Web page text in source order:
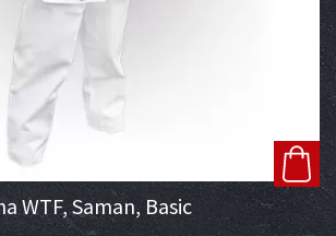
WTF, Saman, Basic